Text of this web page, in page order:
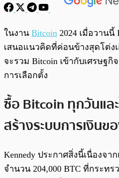
ในงาน Bitcoin 2024 เมื่อวานนี้
เสนอแนวคิดที่ค่อนข้างสุดโต่ง
จะรวม Bitcoin เข้ากับเศรษฐ
การเลือกตั้ง
ซื้อ Bitcoin ทุกวันแล
สร้างระบบการเงินข
Kennedy ประกาศสิ่งนี้เนื่องจา
จำนวน 204,000 BTC ที่กระท